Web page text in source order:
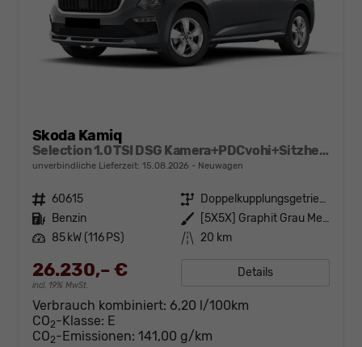
Skoda Kamiq
Selection 1.0 TSI DSG Kamera+PDCvohi+Sitzheizung+AppConnect+Sunset+Alu16
unverbindliche Lieferzeit: 15.08.2026 Neuwagen
Fahrzeugnr. 60615 Getriebe
Doppelkupplungsgetriebe (DSG)
Kraftstoff Benzin Außenfarbe
[5X5X] Graphit Grau Metallic
Leistung 85 kW (116 PS) Kilometerstand 20 km
26.230,– €
incl. 19% MwSt.
Details
Verbrauch kombiniert: 6,20 l/100km
CO2-Klasse: E
CO2-Emissionen: 141,00 g/km